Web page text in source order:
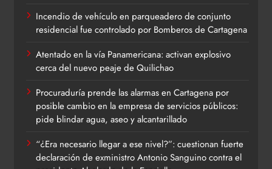
Incendio de vehículo en parqueadero de conjunto
residencial fue controlado por Bomberos de Cartagena
Atentado en la vía Panamericana: activan explosivo
cerca del nuevo peaje de Quilichao
Procuraduría prende las alarmas en Cartagena por
posible cambio en la empresa de servicios públicos:
pide blindar agua, aseo y alcantarillado
“¿Era necesario llegar a ese nivel?”: cuestionan fuerte
declaración de exministro Antonio Sanguino contra el